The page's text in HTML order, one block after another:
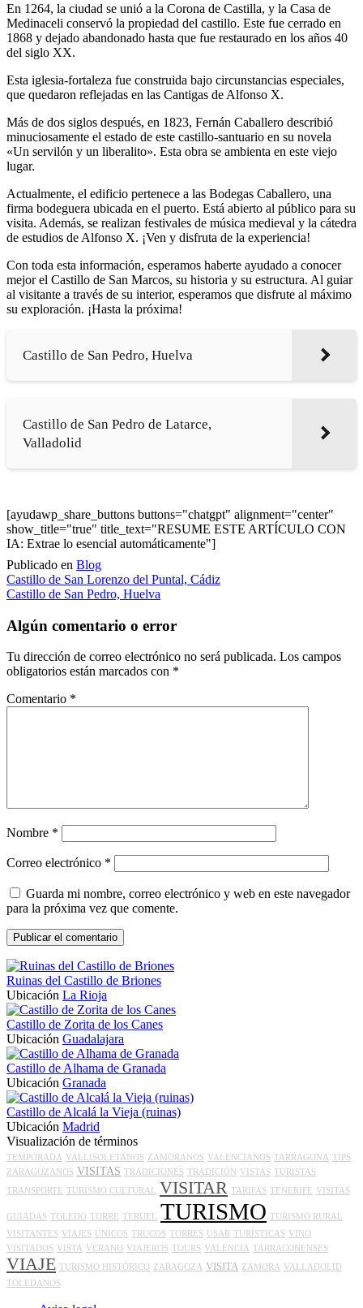
En 1264, la ciudad se unió a la Corona de Castilla, y la Casa de
Medinaceli conservó la propiedad del castillo. Este fue cerrado en
1868 y dejado abandonado hasta que fue restaurado en los años 40
del siglo XX.
Esta iglesia-fortaleza fue construida bajo circunstancias especiales,
que quedaron reflejadas en las Cantigas de Alfonso X.
Más de dos siglos después, en 1823, Fernán Caballero describió
minuciosamente el estado de este castillo-santuario en su novela
«Un servilón y un liberalito». Esta obra se ambienta en este viejo
lugar.
Actualmente, el edificio pertenece a las Bodegas Caballero, una
firma bodeguera ubicada en el puerto. Está abierto al público para su
visita. Además, se realizan festivales de música medieval y la cátedra
de estudios de Alfonso X. ¡Ven y disfruta de la experiencia!
Con toda esta información, esperamos haberte ayudado a conocer
mejor el Castillo de San Marcos, su historia y su estructura. Al guiar
al visitante a través de su interior, esperamos que disfrute al máximo
su exploración. ¡Hasta la próxima!
Castillo de San Pedro, Huelva
Castillo de San Pedro de Latarce,
Valladolid
[ayudawp_share_buttons buttons="chatgpt" alignment="center"
show_title="true" title_text="RESUME ESTE ARTÍCULO CON
IA: Extrae lo esencial automáticamente"]
Publicado en Blog
Navegación
de
entradas
Castillo de San Lorenzo del Puntal, Cádiz
Castillo de San Pedro, Huelva
Algún comentario o error
Tu dirección de correo electrónico no será publicada. Los campos
obligatorios están marcados con *
Comentario *
Nombre *
Correo electrónico *
Guarda mi nombre, correo electrónico y web en este navegador
para la próxima vez que comente.
Ruinas del Castillo de Briones
Ubicación La Rioja
Castillo de Zorita de los Canes
Ubicación Guadalajara
Castillo de Alhama de Granada
Ubicación Granada
Castillo de Alcalá la Vieja (ruinas)
Ubicación Madrid
Visualización de términos
TEMPORADA VALLISOLETANOS ZAMORANOS VALENCIANOS TARRAGONA TIPS
ZARAGOZANOS VISITAS TRADICIONES TRADICIÓN VISTAS TURISTAS
TRANSPORTE TURISMO CULTURAL VISITAR TARIFAS TENERIFE VISITAS
GUIADAS TOLEDO TORRE TERUEL TURISMO TURISMO RURAL
VISITANTES VIAJES ÚNICOS TRUCOS TORRES USAR TURÍSTICAS VINO
VISITADOS VISTA VERANO VIAJEROS TOURS VALENCIA TARRACONENSES
VIAJE TURISMO HISTÓRICO ZARAGOZA VISITA ZAMORA VALLADOLID
TOLEDANOS